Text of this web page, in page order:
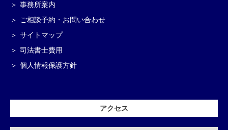
事務所案内
ご相談予約・お問い合わせ
サイトマップ
司法書士費用
個人情報保護方針
アクセス